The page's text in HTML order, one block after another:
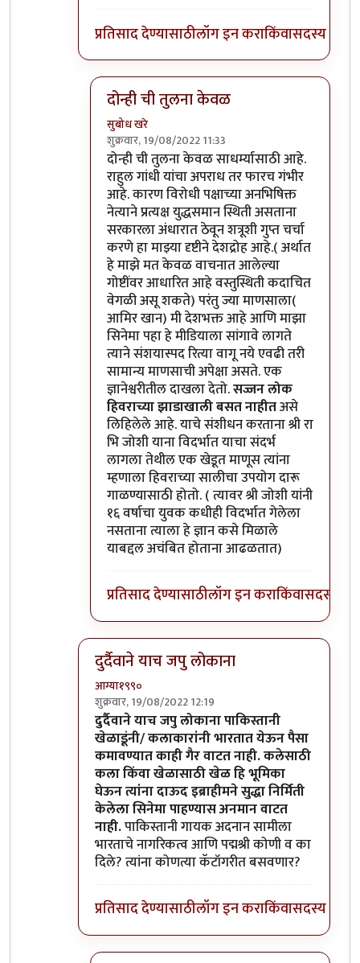
प्रतिसाद देण्यासाठीलॉग इन कराकिंवासदस्य व्हा
दोन्ही ची तुलना केवळ
सुबोध खरे
शुक्रवार, 19/08/2022 11:33
In reply toमाफ कराbyजेम्स वांड
दोन्ही ची तुलना केवळ साधर्म्यासाठी आहे.
राहुल गांधी यांचा अपराध तर फारच गंभीर
आहे. कारण विरोधी पक्षाच्या अनभिषिक्त
नेत्याने प्रत्यक्ष युद्धसमान स्थिती असताना
सरकारला अंधारात ठेवून शत्रूशी गुप्त चर्चा
करणे हा माझ्या दृष्टीने देशद्रोह आहे.( अर्थात
हे माझे मत केवळ वाचनात आलेल्या
गोष्टींवर आधारित आहे वस्तुस्थिती कदाचित
वेगळी असू शकते) परंतु ज्या माणसाला(
आमिर खान) मी देशभक्त आहे आणि माझा
सिनेमा पहा हे मीडियाला सांगावे लागते
त्याने संशयास्पद रित्या वागू नये एवढी तरी
सामान्य माणसाची अपेक्षा असते. एक
ज्ञानेश्वरीतील दाखला देतो.सज्जन लोक
हिवराच्या झाडाखाली बसत नाहीतअसे
लिहिलेले आहे. याचे संशीधन करताना श्री रा
भि जोशी याना विदर्भात याचा संदर्भ
लागला तेथील एक खेडूत माणूस त्यांना
म्हणाला हिवराच्या सालीचा उपयोग दारू
गाळण्यासाठी होतो. ( त्यावर श्री जोशी यांनी
१६ वर्षाचा युवक कधीही विदर्भात गेलेला
नसताना त्याला हे ज्ञान कसे मिळाले
याबद्दल अचंबित होताना आढळतात)
प्रतिसाद देण्यासाठीलॉग इन कराकिंवासदस्य व्हा
दुर्दैवाने याच जपु लोकाना
आग्या१९९०
शुक्रवार, 19/08/2022 12:19
In reply toअहो राहुल गांधी आणि आमिर खान
दुर्दैवाने याच जपु लोकाना पाकिस्तानी
खेळाडूंनी/ कलाकारांनी भारतात येऊन पैसा
कमावण्यात काही गैर वाटत नाही. कलेसाठी
कला किंवा खेळासाठी खेळ हि भूमिका
घेऊन त्यांना दाऊद इब्राहीमने सुद्धा निर्मिती
केलेला सिनेमा पाहण्यास अनमान वाटत
नाही.पाकिस्तानी गायक अदनान सामीला
भारताचे नागरिकत्व आणि पद्मश्री कोणी व का
दिले? त्यांना कोणत्या कॅटॉगरीत बसवणार?
प्रतिसाद देण्यासाठीलॉग इन कराकिंवासदस्य व्हा